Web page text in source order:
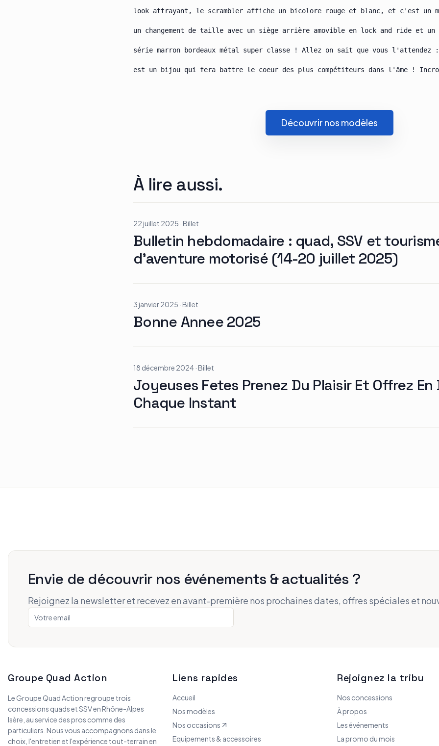
look attrayant, le scrambler affiche un bicolore rouge et blanc, et c'est un
un changement de taille avec un siège arrière amovible en lock and ride et
série marron bordeaux métal super classe ! Allez on sait que vous
Découvrir nos modèles
À lire aussi.
22 juillet 2025 ·Billet
Bulletin hebdomadaire : quad, SSV et
d’aventure motorisé (14-20 juillet 2025)
3 janvier 2025 ·Billet
Bonne Annee 2025
18 décembre 2024·Billet
Joyeuses Fetes Prenez Du Plaisir Et Offrez En
Chaque Instant
Envie de découvrir nos événements & actualités ?
Rejoignez la newsletter et recevez en avant-première nos prochaines dates, offres spéciales et
Groupe Quad Action
Le Groupe Quad Action regroupe trois
concessions quads et SSV en Rhône-Alpes
Isère, au service des pros comme des
particuliers. Nous vous accompagnons dans le
choix, l'entretien et l'expérience tout-terrain en
Liens rapides
Accueil
Nos modèles
Nos occasions
Equipements & accessoires
Rejoignez la tribu
Nos concessions
À propos
Les événements
La promo du mois